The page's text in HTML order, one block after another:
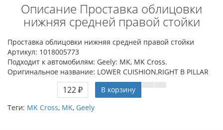
Описание Проставка облицовки
нижняя средней правой стойки
Проставка облицовки нижняя средней правой стойки
Артикул: 1018005773
Подходит к автомобилям: Geely: MK, MK Cross.
Оригинальное название: LOWER CUISHION,RIGHT B PILLAR
122 ₽
В корзину
Теги: MK Cross, MK, Geely